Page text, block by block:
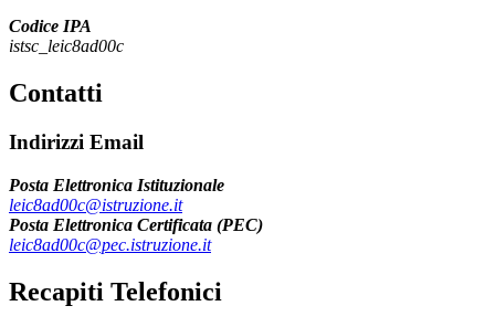
Codice IPA
istsc_leic8ad00c
Contatti
Indirizzi Email
Posta Elettronica Istituzionale
leic8ad00c@istruzione.it
Posta Elettronica Certificata (PEC)
leic8ad00c@pec.istruzione.it
Recapiti Telefonici